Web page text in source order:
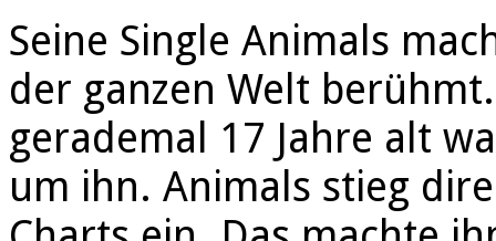
Seine Single Animals
der ganzen Welt
gerademal 17 Jahre alt
um ihn. Animals stieg